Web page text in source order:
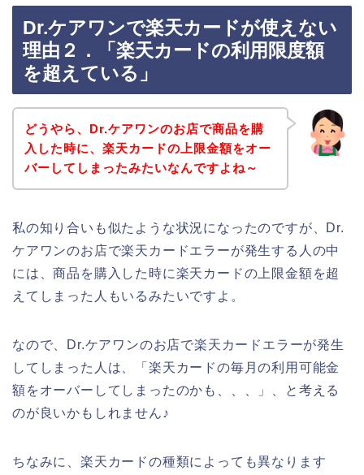
Dr.ケアワンで楽天カードが使えない
理由２．「楽天カードの利用限度額
を超えている」
どうやら、Dr.ケアワンのお店で商品を購
入した時に、楽天カードの上限金額をオー
バーしてしまったみたいなんですよね～
私の知り合いも似たような状況になったのですが、Dr.
ケアワンのお店で楽天カードエラーが発生する人の中
には、商品を購入した時に楽天カードの上限金額を超
えてしまった人もいるみたいですよ。
なので、Dr.ケアワンのお店で楽天カードエラーが発生
してしまった人は、「楽天カードの毎月の利用可能金
額をオーバーしてしまったのかも、、、」、と考える
のが良いかもしれません♪
ちなみに、楽天カードの種類によっても異なります